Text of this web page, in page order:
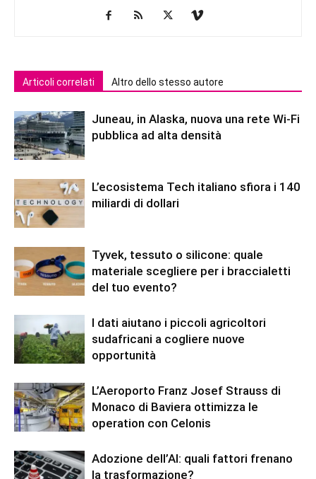
Articoli correlati Altro dello stesso autore
Juneau, in Alaska, nuova una rete Wi-Fi
pubblica ad alta densità
L’ecosistema Tech italiano sfiora i 140
miliardi di dollari
Tyvek, tessuto o silicone: quale
materiale scegliere per i braccialetti
del tuo evento?
I dati aiutano i piccoli agricoltori
sudafricani a cogliere nuove
opportunità
L’Aeroporto Franz Josef Strauss di
Monaco di Baviera ottimizza le
operation con Celonis
Adozione dell’AI: quali fattori frenano
la trasformazione?